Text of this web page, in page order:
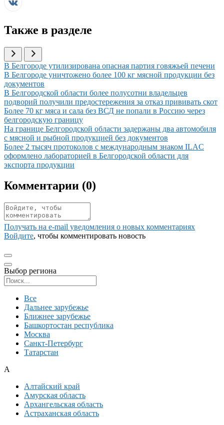
Также в разделе
Иллюстрация новости
В Белгороде утилизирована опасная партия говяжьей печени
Иллюстрация новости
В Белгороде уничтожено более 100 кг мясной продукции без
документов
Иллюстрация новости
В Белгородской области более полусотни владельцев
подворий получили предостережения за отказ прививать скот
Иллюстрация новости
Более 70 кг мяса и сала без ВСД не попали в Россию через
белгородскую границу
Иллюстрация новости
На границе Белгородской области задержаны два автомобиля
с мясной и рыбной продукцией без документов
Иллюстрация новости
Более 2 тысяч протоколов с международным знаком ILAC
оформлено лабораторией в Белгородской области для
экспорта продукции
Комментарии (0)
Получать на e‑mail уведомления о новых комментариях
Войдите, чтобы комментировать новость
Выбор региона
Все
Дальнее зарубежье
Ближнее зарубежье
Башкортостан республика
Москва
Санкт-Петербург
Татарстан
А
Алтайский край
Амурская область
Архангельская область
Астраханская область